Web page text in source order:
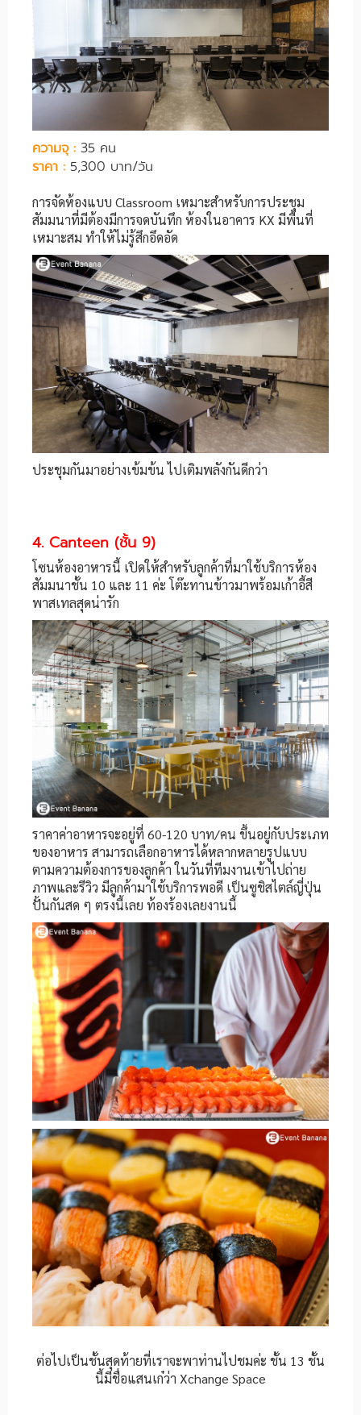
ความจุ : 35 คน
ราคา : 5,300 บาท/วัน
การจัดห้องแบบ Classroom เหมาะสำหรับการประชุม
สัมมนาที่มีต้องมีการจดบันทึก ห้องในอาคาร KX มีพื้นที่
เหมาะสม ทำให้ไม่รู้สึกอึดอัด
ประชุมกันมาอย่างเข้มข้น ไปเติมพลังกันดีกว่า
4. Canteen (ชั้น 9)
โซนห้องอาหารนี้ เปิดให้สำหรับลูกค้าที่มาใช้บริการห้อง
สัมมนาชั้น 10 และ 11 ค่ะ โต๊ะทานข้าวมาพร้อมเก้าอี้สี
พาสเทลสุดน่ารัก
ราคาค่าอาหารจะอยู่ที่ 60-120 บาท/คน ขึ้นอยู่กับประเภท
ของอาหาร สามารถเลือกอาหารได้หลากหลายรูปแบบ
ตามความต้องการของลูกค้า ในวันที่ทีมงานเข้าไปถ่าย
ภาพและรีวิว มีลูกค้ามาใช้บริการพอดี เป็นซูชิสไตล์ญี่ปุ่น
ปั้นกันสด ๆ ตรงนี้เลย ท้องร้องเลยงานนี้
ต่อไปเป็นชั้นสุดท้ายที่เราจะพาท่านไปชมค่ะ ชั้น 13 ชั้น
นี้มีชื่อแสนเก๋ว่า Xchange Space